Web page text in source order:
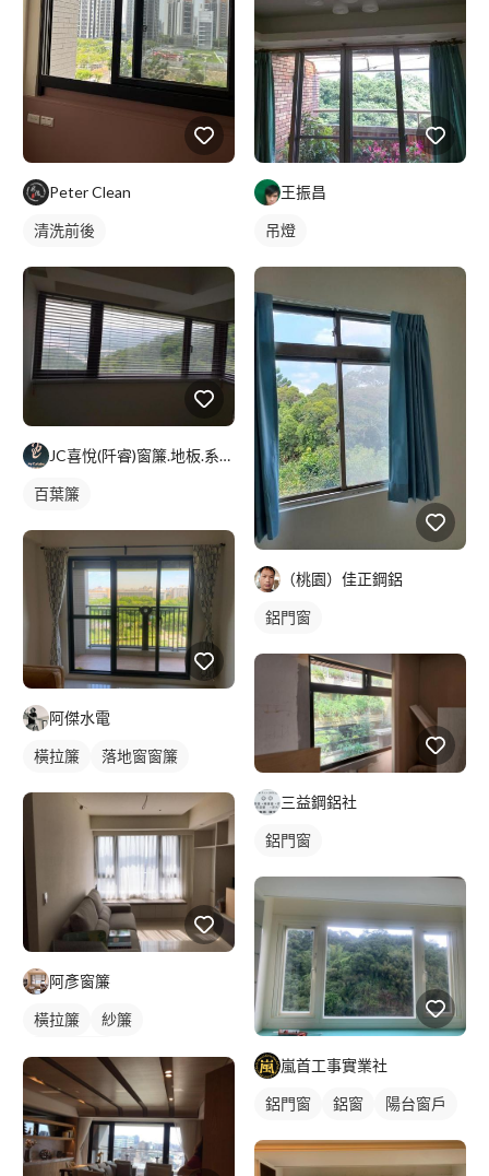
Peter Clean
清洗前後
JC喜悅(阡睿)窗簾.地板.系統櫃.隔熱紙joy curta
百葉簾
阿傑水電
橫拉簾 落地窗窗簾
阿彥窗簾
橫拉簾
紗簾
王振昌
吊燈
（桃園）佳正鋼鋁
鋁門窗
三益鋼鋁社
鋁門窗
嵐首工事實業社
鋁門窗 鋁窗 陽台窗戶